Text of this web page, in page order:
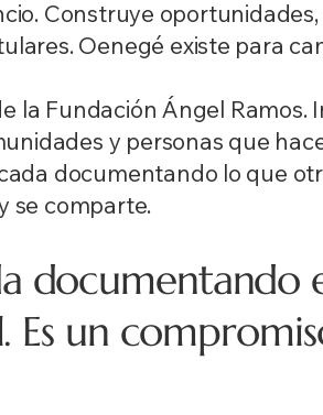
Construye
Oenegé existe para
la Fundación Ángel
y personas que
documentando lo que
se comparte.
documentando
un